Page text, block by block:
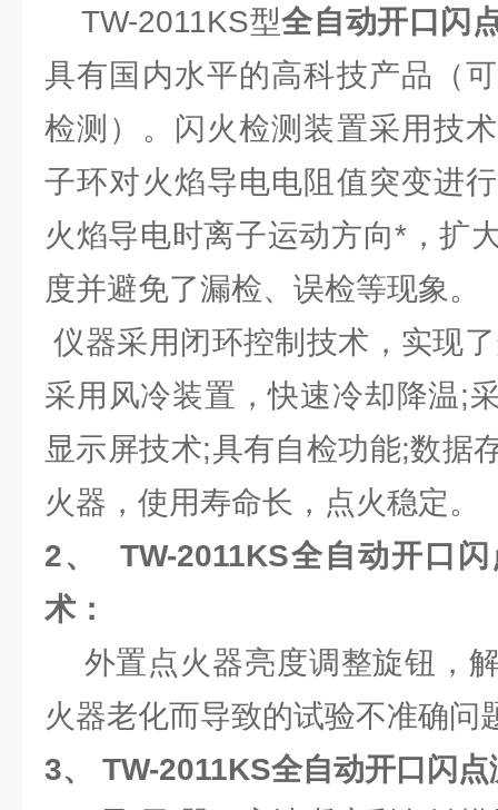
TW-2011KS型全自动开口闪
具有国内水平的高科技产品（
检测）。闪火检测装置采用技
子环对火焰导电电阻值突变进
火焰导电时离子运动方向*，扩
度并避免了漏检、误检等现象。
仪器采用闭环控制技术，实现
采用风冷装置，快速冷却降温;
显示屏技术;具有自检功能;数据
火器，使用寿命长，点火稳定。
2、 TW-2011KS全自动开口
术：
外置点火器亮度调整旋钮，
火器老化而导致的试验不准确问
3、 TW-2011KS全自动开口闪点